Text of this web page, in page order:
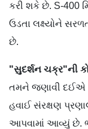
કરી શકે છે. S-400
ઉડતા લક્ષ્યોને
છે.
"સુદર્શન ચક્ર"ની
તમને જણાવી દઈએ કે
હવાઈ સંરક્ષણ
આપવામાં આવ્યું છે.